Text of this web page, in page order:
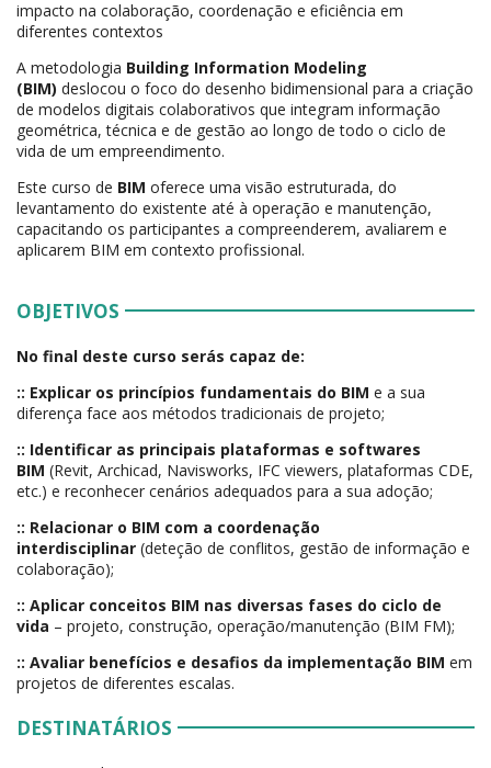
impacto na colaboração, coordenação e eficiência em
diferentes contextos
A metodologia Building Information Modeling
(BIM) deslocou o foco do desenho bidimensional para a criação
de modelos digitais colaborativos que integram informação
geométrica, técnica e de gestão ao longo de todo o ciclo de
vida de um empreendimento.
Este curso de BIM oferece uma visão estruturada, do
levantamento do existente até à operação e manutenção,
capacitando os participantes a compreenderem, avaliarem e
aplicarem BIM em contexto profissional.
OBJETIVOS
No final deste curso serás capaz de:
:: Explicar os princípios fundamentais do BIM e a sua
diferença face aos métodos tradicionais de projeto;
:: Identificar as principais plataformas e softwares
BIM (Revit, Archicad, Navisworks, IFC viewers, plataformas CDE,
etc.) e reconhecer cenários adequados para a sua adoção;
:: Relacionar o BIM com a coordenação
interdisciplinar (deteção de conflitos, gestão de informação e
colaboração);
:: Aplicar conceitos BIM nas diversas fases do ciclo de
vida – projeto, construção, operação/manutenção (BIM FM);
:: Avaliar benefícios e desafios da implementação BIM em
projetos de diferentes escalas.
DESTINATÁRIOS